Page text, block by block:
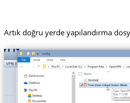
Artık doğru yerde yapılandırma
Trust.Zone-United-States-Illinois